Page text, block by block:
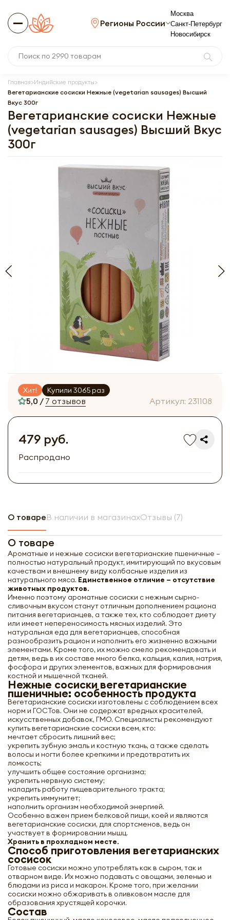
Регионы России
Москва
Санкт-Петербург
Новосибирск
Главная Индийские продукты
Вегетарианские сосиски Нежные (vegetarian sausages) Высший
Вкус 300г
Вегетарианские сосиски Нежные
(vegetarian sausages) Высший Вкус
300г
Хит! Купили 3065 раз
5,0 / 7 отзывов Артикул: 231108
479 руб.
Распродано
О товареВ наличии в магазинахОтзывы (7)
О товаре
Ароматные и нежные сосиски вегетарианские пшеничные –
полностью натуральный продукт, имитирующий по вкусовым
качествам и внешнему виду колбасные изделия из
натурального мяса. Единственное отличие – отсутствие
животных продуктов.
Именно поэтому ароматные сосиски с нежным сырно-
сливочным вкусом станут отличным дополнением рациона
питания вегетарианцев, а также тех, кто соблюдает диету
или имеет непереносимость мясных изделий. Это
натуральная еда для вегетарианцев, способная
разнообразить рацион и наполнить его жизненно важными
элементами. Кроме того, их можно смело рекомендовать и
детям, ведь в их составе много белка, кальция, калия, натрия,
фосфора и других элементов, важных для формирования
костной и мышечной тканей.
Нежные сосиски вегетарианские
пшеничные: особенность продукта
Вегетарианские сосиски изготовлены с соблюдением всех
норм и ГОСТов. Они не содержат вредных красителей,
искусственных добавок, ГМО. Специалисты рекомендуют
купить вегетарианские сосиски всем, кто:
мечтает сбросить лишний вес;
укрепить зубную эмаль и костную ткань, а также сделать
волосы и ногти более крепкими и предотвратить их
ломкость;
улучшить общее состояние организма;
укрепить нервную систему;
наладить работу пищеварительного тракта;
укрепить иммунитет;
наполнить организм необходимой энергией.
Особенно важен прием белковой пищи, коей и являются
вегетарианские сосиски, для спортсменов, ведь он
участвует в формировании мышц.
Хранить в прохладном месте.
Способ приготовления вегетарианских
сосисок
Готовые сосиски можно употреблять как в сыром, так и
отварном виде. Их можно подавать с овощами, зеленью и
блюдами из риса и макарон. Кроме того, при желании
сосиски можно обжаривать в оливковом масле для
образования хрустящей корочки.
Состав